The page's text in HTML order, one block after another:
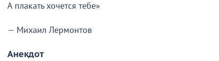
А плакать хочется тебе»
— Михаил Лермонтов
Анекдот